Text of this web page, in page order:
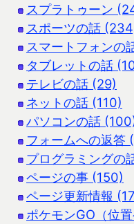
スプラトゥーン
スポーツの話
スマートフォンの
タブレットの話
テレビの話 (29)
ネットの話 (110)
パソコンの話
フォームへの返答
プログラミングの
ページの事 (150)
ページ更新情報
ポケモンGO（位